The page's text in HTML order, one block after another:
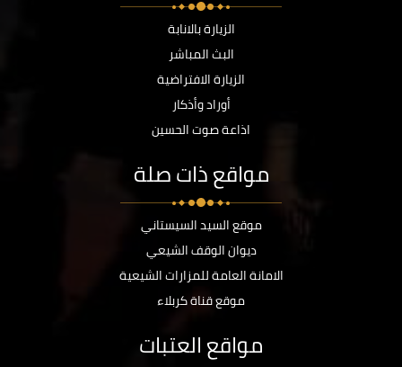
الزيارة بالانابة
البث المباشر
الزيارة الافتراضية
أوراد وأذكار
اذاعة صوت الحسين
مواقع ذات صلة
موقع السيد السيستاني
ديوان الوقف الشيعي
الامانة العامة للمزارات الشيعية
موقع قناة كربلاء
مواقع العتبات